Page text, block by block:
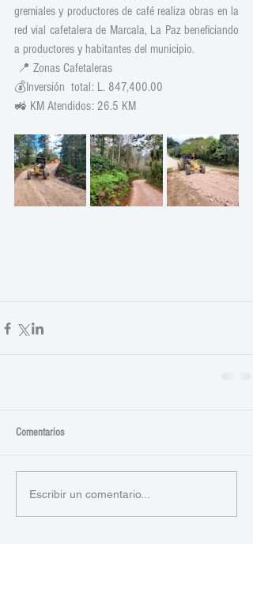
gremiales y productores de café realiza obras en la
red vial cafetalera de Marcala, La Paz beneficiando
a productores y habitantes del municipio.
📍 Zonas Cafetaleras
💰Inversión  total: L. 847,400.00
🚜 KM Atendidos: 26.5 KM
Comentarios
Escribir un comentario...